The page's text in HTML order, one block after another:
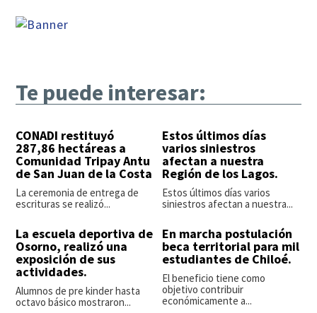
Te puede interesar:
CONADI restituyó
287,86 hectáreas a
Comunidad Tripay Antu
de San Juan de la Costa
La ceremonia de entrega de
escrituras se realizó...
Estos últimos días
varios siniestros
afectan a nuestra
Región de los Lagos.
Estos últimos días varios
siniestros afectan a nuestra...
La escuela deportiva de
Osorno, realizó una
exposición de sus
actividades.
Alumnos de pre kinder hasta
octavo básico mostraron...
En marcha postulación
beca territorial para mil
estudiantes de Chiloé.
El beneficio tiene como
objetivo contribuir
económicamente a...